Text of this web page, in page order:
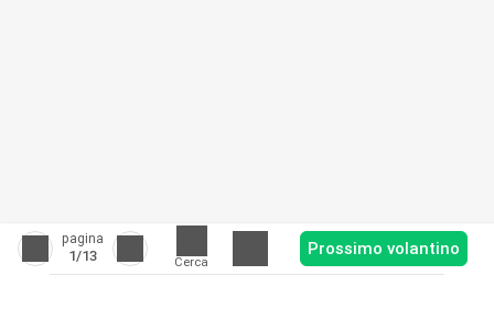
pagina
1/13 Cerca
Prossimo volantino